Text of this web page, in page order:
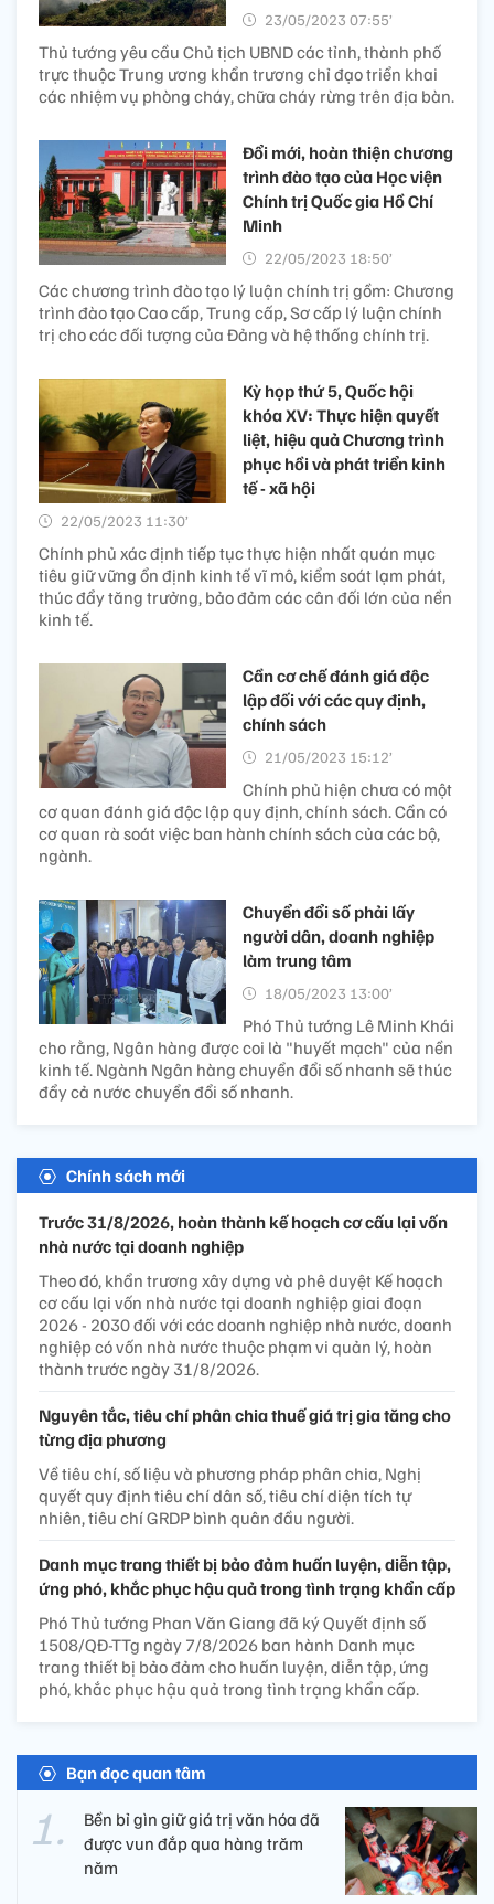
23/05/2023 07:55’
Thủ tướng yêu cầu Chủ tịch UBND các tỉnh, thành phố
trực thuộc Trung ương khẩn trương chỉ đạo triển khai
các nhiệm vụ phòng cháy, chữa cháy rừng trên địa bàn.
Đổi mới, hoàn thiện chương
trình đào tạo của Học viện
Chính trị Quốc gia Hồ Chí
Minh
22/05/2023 18:50’
Các chương trình đào tạo lý luận chính trị gồm: Chương
trình đào tạo Cao cấp, Trung cấp, Sơ cấp lý luận chính
trị cho các đối tượng của Đảng và hệ thống chính trị.
Kỳ họp thứ 5, Quốc hội
khóa XV: Thực hiện quyết
liệt, hiệu quả Chương trình
phục hồi và phát triển kinh
tế - xã hội
22/05/2023 11:30’
Chính phủ xác định tiếp tục thực hiện nhất quán mục
tiêu giữ vững ổn định kinh tế vĩ mô, kiểm soát lạm phát,
thúc đẩy tăng trưởng, bảo đảm các cân đối lớn của nền
kinh tế.
Cần cơ chế đánh giá độc
lập đối với các quy định,
chính sách
21/05/2023 15:12’
Chính phủ hiện chưa có một
cơ quan đánh giá độc lập quy định, chính sách. Cần có
cơ quan rà soát việc ban hành chính sách của các bộ,
ngành.
Chuyển đổi số phải lấy
người dân, doanh nghiệp
làm trung tâm
18/05/2023 13:00’
Phó Thủ tướng Lê Minh Khái
cho rằng, Ngân hàng được coi là "huyết mạch" của nền
kinh tế. Ngành Ngân hàng chuyển đổi số nhanh sẽ thúc
đẩy cả nước chuyển đổi số nhanh.
Chính sách mới
Trước 31/8/2026, hoàn thành kế hoạch cơ cấu lại vốn
nhà nước tại doanh nghiệp
Theo đó, khẩn trương xây dựng và phê duyệt Kế hoạch
cơ cấu lại vốn nhà nước tại doanh nghiệp giai đoạn
2026 - 2030 đối với các doanh nghiệp nhà nước, doanh
nghiệp có vốn nhà nước thuộc phạm vi quản lý, hoàn
thành trước ngày 31/8/2026.
Nguyên tắc, tiêu chí phân chia thuế giá trị gia tăng cho
từng địa phương
Về tiêu chí, số liệu và phương pháp phân chia, Nghị
quyết quy định tiêu chí dân số, tiêu chí diện tích tự
nhiên, tiêu chí GRDP bình quân đầu người.
Danh mục trang thiết bị bảo đảm huấn luyện, diễn tập,
ứng phó, khắc phục hậu quả trong tình trạng khẩn cấp
Phó Thủ tướng Phan Văn Giang đã ký Quyết định số
1508/QĐ-TTg ngày 7/8/2026 ban hành Danh mục
trang thiết bị bảo đảm cho huấn luyện, diễn tập, ứng
phó, khắc phục hậu quả trong tình trạng khẩn cấp.
Bạn đọc quan tâm
Bền bỉ gìn giữ giá trị văn hóa đã
được vun đắp qua hàng trăm
năm